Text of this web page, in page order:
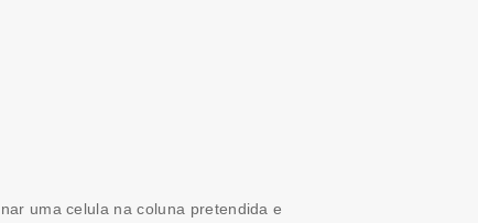
uma celula na coluna pretendida e